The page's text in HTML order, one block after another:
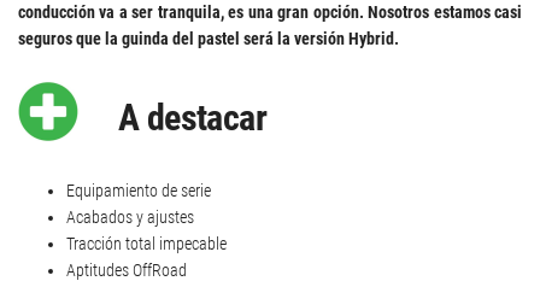
conducción va a ser tranquila, es una gran opción. Nosotros estamos casi
seguros que la guinda del pastel será la versión Hybrid.
A destacar
Equipamiento de serie
Acabados y ajustes
Tracción total impecable
Aptitudes OffRoad